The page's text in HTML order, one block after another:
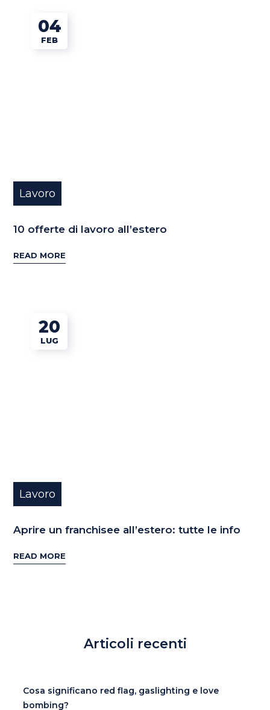
04
FEB
Lavoro
10 offerte di lavoro all’estero
READ MORE
20
LUG
Lavoro
Aprire un franchisee all’estero: tutte le info
READ MORE
Articoli recenti
Cosa significano red flag, gaslighting e love
bombing?